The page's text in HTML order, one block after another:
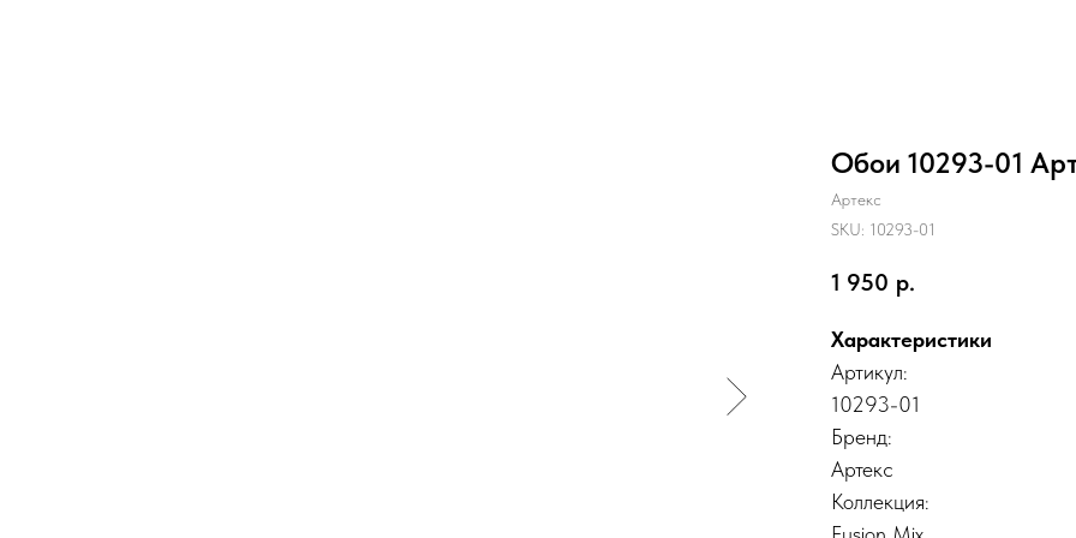
Обои 10293-01
Артекс
SKU: 10293-01
1 950 р.
Характеристики
Артикул:
10293-01
Бренд:
Артекс
Коллекция: